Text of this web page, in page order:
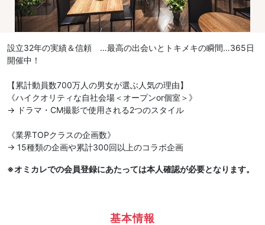
設立32年の実績＆信頼 …最高の出会いとトキメキの瞬間…365日
開催中！
【累計動員数700万人の男女が選ぶ人気の理由】
《ハイクオリティな自社会場＜オープンor個室＞》
→ ドラマ・CM撮影で使用される2つのスタイル
《業界TOPクラスの企画数》
→ 15種類の企画や累計300回以上のコラボ企画
※オミカレでの会員登録にあたっては本人確認が必要となります。
基本情報